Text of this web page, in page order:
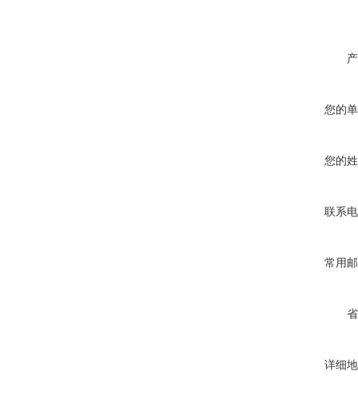
您的
您的
联系
常用
详细